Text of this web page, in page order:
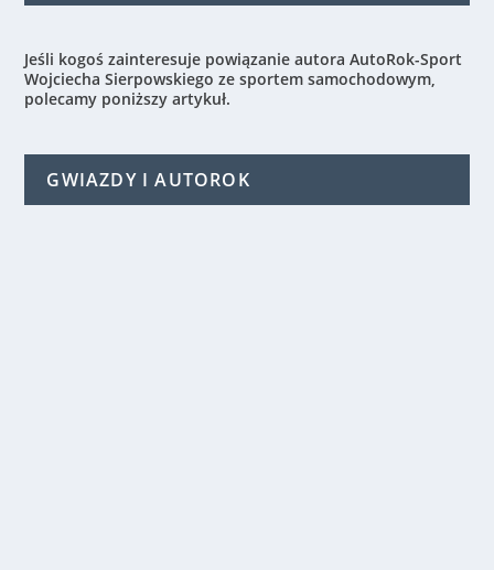
Jeśli kogoś zainteresuje powiązanie autora AutoRok-Sport
Wojciecha Sierpowskiego ze sportem samochodowym,
polecamy poniższy artykuł.
GWIAZDY I AUTOROK